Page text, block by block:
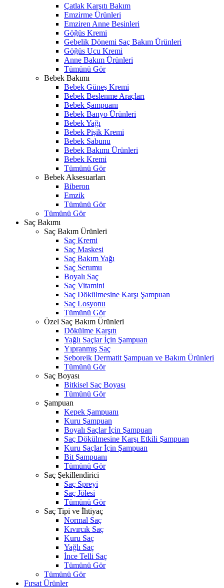
Çatlak Karşıtı Bakım
Emzirme Ürünleri
Emziren Anne Besinleri
Göğüs Kremi
Gebelik Dönemi Saç Bakım Ürünleri
Göğüs Ucu Kremi
Anne Bakım Ürünleri
Tümünü Gör
Bebek Bakımı
Bebek Güneş Kremi
Bebek Beslenme Araçları
Bebek Şampuanı
Bebek Banyo Ürünleri
Bebek Yağı
Bebek Pişik Kremi
Bebek Sabunu
Bebek Bakımı Ürünleri
Bebek Kremi
Tümünü Gör
Bebek Aksesuarları
Biberon
Emzik
Tümünü Gör
Tümünü Gör
Saç Bakımı
Saç Bakım Ürünleri
Saç Kremi
Saç Maskesi
Saç Bakım Yağı
Saç Serumu
Boyalı Saç
Saç Vitamini
Saç Dökülmesine Karşı Şampuan
Saç Losyonu
Tümünü Gör
Özel Saç Bakım Ürünleri
Dökülme Karşıtı
Yağlı Saçlar İçin Şampuan
Yıpranmış Saç
Seboreik Dermatit Şampuan ve Bakım Ürünleri
Tümünü Gör
Saç Boyası
Bitkisel Saç Boyası
Tümünü Gör
Şampuan
Kepek Şampuanı
Kuru Şampuan
Boyalı Saçlar İçin Şampuan
Saç Dökülmesine Karşı Etkili Şampuan
Kuru Saçlar İçin Şampuan
Bit Şampuanı
Tümünü Gör
Saç Şekillendirici
Saç Spreyi
Saç Jölesi
Tümünü Gör
Saç Tipi ve İhtiyaç
Normal Saç
Kıvırcık Saç
Kuru Saç
Yağlı Saç
İnce Telli Saç
Tümünü Gör
Tümünü Gör
Fırsat Ürünler